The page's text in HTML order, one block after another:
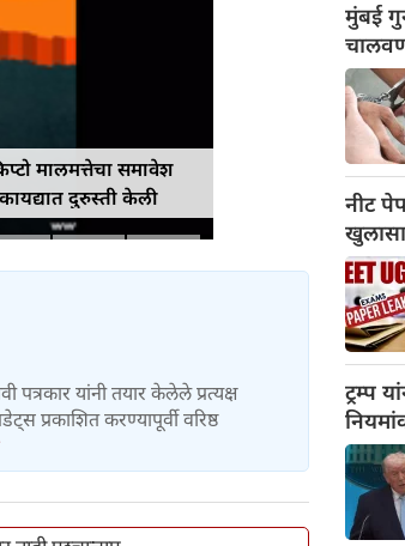
मालमत्तेचा समावेश
दुरुस्ती केली
यांनी तयार केलेले प्रत्यक्ष
प्रकाशित करण्यापूर्वी वरिष्ठ
मुंबई
नीट
ट्रम्प